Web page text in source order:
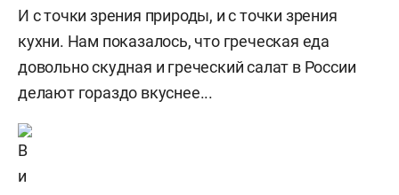
И с точки зрения природы, и с точки зрения
кухни. Нам показалось, что греческая еда
довольно скудная и греческий салат в России
делают гораздо вкуснее...